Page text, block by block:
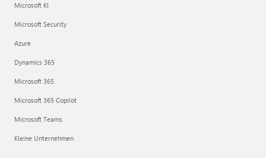
Microsoft KI
Microsoft Security
Azure
Dynamics 365
Microsoft 365
Microsoft 365 Copilot
Microsoft Teams
Kleine Unternehmen